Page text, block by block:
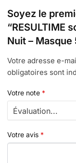
Soyez le
“RESULTIME
Nuit – Masque
Votre adresse e-
obligatoires sont
Votre note *
Votre avis *